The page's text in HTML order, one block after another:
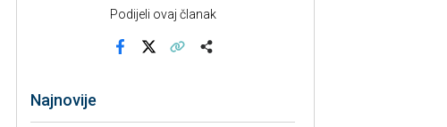
Podijeli ovaj članak
Najnovije